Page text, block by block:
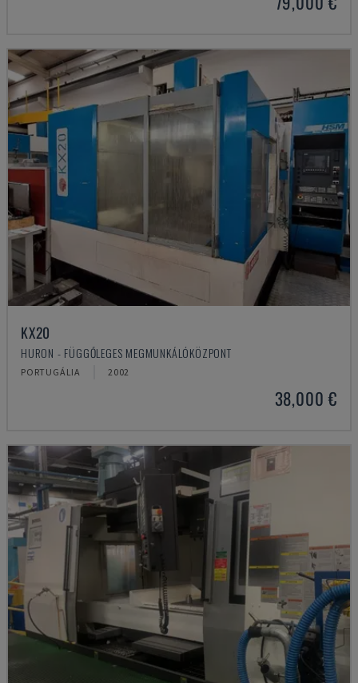
KX20
HURON - FÜGGŐLEGES MEGMUNKÁLÓKÖZPONT
PORTUGÁLIA 2002
38,000 €